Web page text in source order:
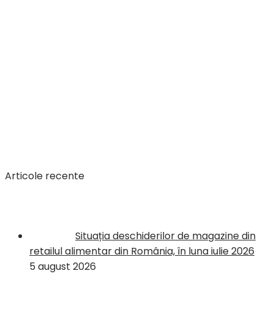
Articole recente
Situația deschiderilor de magazine din
retailul alimentar din România, în luna iulie 2026
5 august 2026